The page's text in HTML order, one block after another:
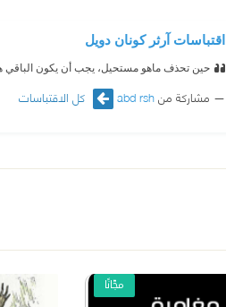
اقتباسات آرثر كونان دويل
حين تحذف ماهو مستحيل، يجب أن يكون الباقي هو
مشاركة منabd rsh كل الاقتباسات
مجّانًا